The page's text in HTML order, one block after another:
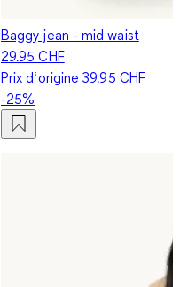
Baggy jean - mid waist
29.95 CHF
Prix d‘origine39.95 CHF
-25%